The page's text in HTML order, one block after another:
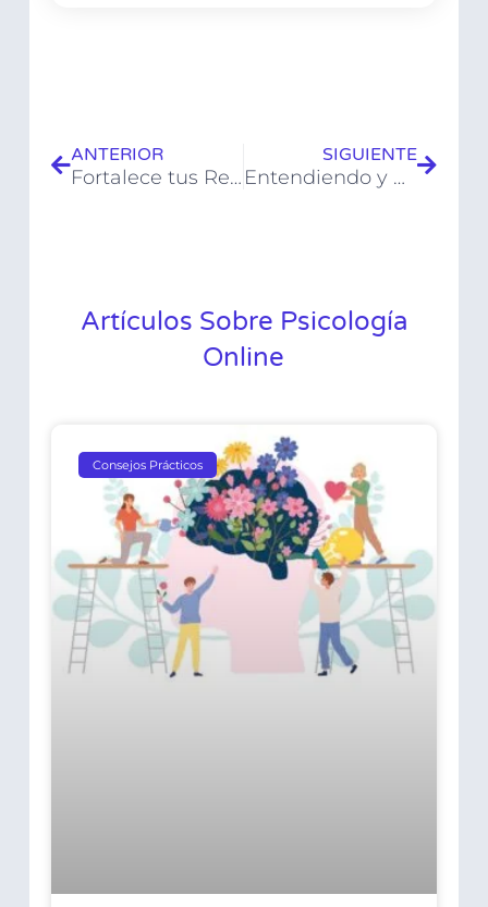
ANTERIOR
Fortalece tus Relaciones: Desarrolla Empatía y Habilidades de Comunicación
SIGUIENTE
Entendiendo y Apoyando a Niños con Trastornos del Aprendizaje
Artículos Sobre Psicología
Online
Consejos Prácticos